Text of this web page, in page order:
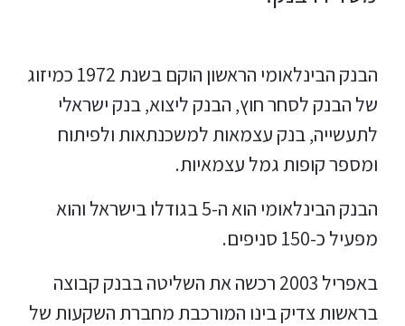
הבנק הבינלאומי הראשון הוקם בשנת 1972 כמיזוג
של הבנק לסחר חוץ, הבנק ליצוא, בנק ישראלי
לתעשייה, בנק עצמאות למשכנתאות ולפיתוח
ומספר קופות גמל עצמאיות.
הבנק הבינלאומי הוא ה-5 בגודלו בישראל והוא
מפעיל כ-150 סניפים.
באפריל 2003 רכשה את השליטה בבנק קבוצה
בראשות צדיק בינו המורכבת מחברת השקעות של